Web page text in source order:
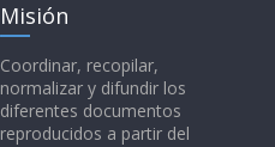
Misión
Coordinar, recopilar,
normalizar y difundir los
diferentes documentos
reproducidos a partir del